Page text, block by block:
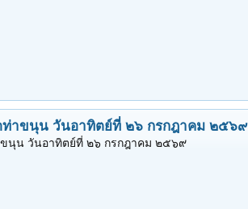
ท่าขนุน วันอาทิตย์ที่ ๒๖ กรกฎาคม ๒๕๖๙
ขนุน วันอาทิตย์ที่ ๒๖ กรกฎาคม ๒๕๖๙